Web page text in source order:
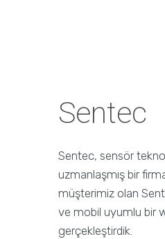
Sentec
Sentec, sensör
uzmanlaşmış bir
müşterimiz olan
ve mobil uyumlu bir
gerçekleştirdik.